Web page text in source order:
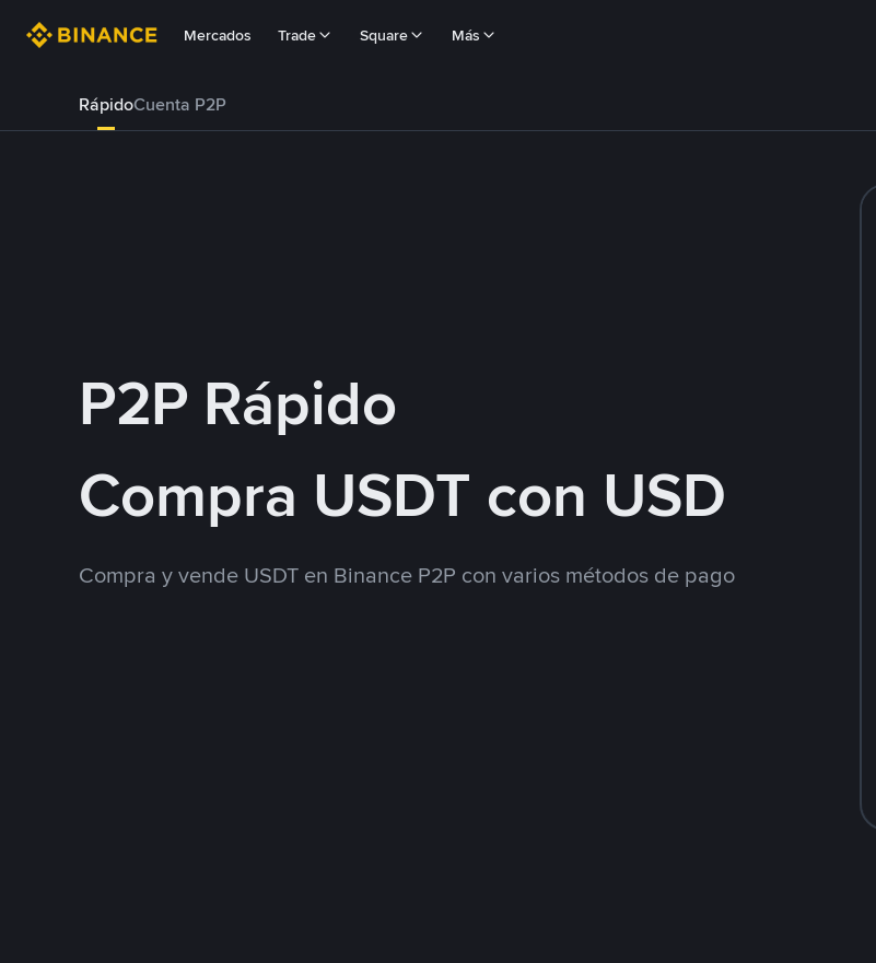
Mercados Trade Square Más
RápidoCuenta P2P
P2P Rápido
Compra USDT con USD
Compra y vende USDT en Binance P2P con varios métodos de pago